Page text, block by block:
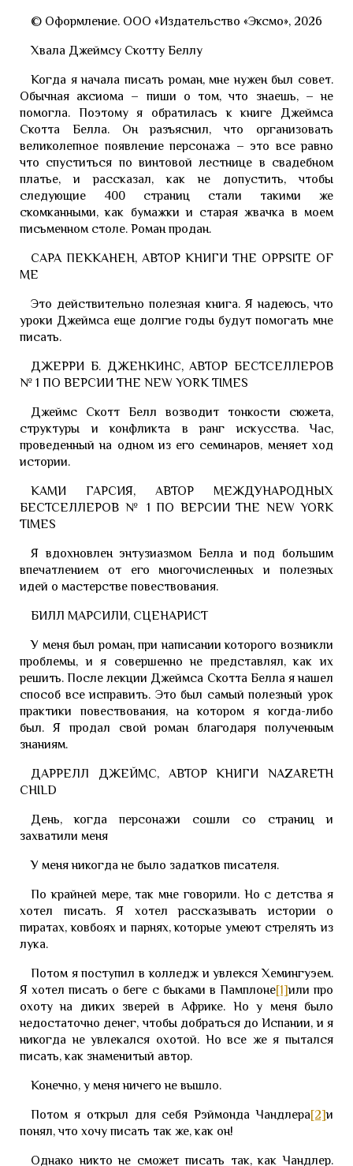
© Оформление. ООО «Издательство «Эксмо», 2026
Хвала Джеймсу Скотту Беллу
Когда я начала писать роман, мне нужен был совет.
Обычная аксиома – пиши о том, что знаешь, – не
помогла. Поэтому я обратилась к книге Джеймса
Скотта Белла. Он разъяснил, что организовать
великолепное появление персонажа – это все равно
что спуститься по винтовой лестнице в свадебном
платье, и рассказал, как не допустить, чтобы
следующие 400 страниц стали такими же
скомканными, как бумажки и старая жвачка в моем
письменном столе. Роман продан.
САРА ПЕККАНЕН, АВТОР КНИГИ THE OPPSITE OF
ME
Это действительно полезная книга. Я надеюсь, что
уроки Джеймса еще долгие годы будут помогать мне
писать.
ДЖЕРРИ Б. ДЖЕНКИНС, АВТОР БЕСТСЕЛЛЕРОВ
№ 1 ПО ВЕРСИИ THE NEW YORK TIMES
Джеймс Скотт Белл возводит тонкости сюжета,
структуры и конфликта в ранг искусства. Час,
проведенный на одном из его семинаров, меняет ход
истории.
КАМИ ГАРСИЯ, АВТОР МЕЖДУНАРОДНЫХ
БЕСТСЕЛЛЕРОВ № 1 ПО ВЕРСИИ THE NEW YORK
TIMES
Я вдохновлен энтузиазмом Белла и под большим
впечатлением от его многочисленных и полезных
идей о мастерстве повествования.
БИЛЛ МАРСИЛИ, СЦЕНАРИСТ
У меня был роман, при написании которого возникли
проблемы, и я совершенно не представлял, как их
решить. После лекции Джеймса Скотта Белла я нашел
способ все исправить. Это был самый полезный урок
практики повествования, на котором я когда-либо
был. Я продал свой роман благодаря полученным
знаниям.
ДАРРЕЛЛ ДЖЕЙМС, АВТОР КНИГИ NAZARETH
CHILD
День, когда персонажи сошли со страниц и
захватили меня
У меня никогда не было задатков писателя.
По крайней мере, так мне говорили. Но с детства я
хотел писать. Я хотел рассказывать истории о
пиратах, ковбоях и парнях, которые умеют стрелять из
лука.
Потом я поступил в колледж и увлекся Хемингуэем.
Я хотел писать о беге с быками в Памплоне[1]или про
охоту на диких зверей в Африке. Но у меня было
недостаточно денег, чтобы добраться до Испании, и я
никогда не увлекался охотой. Но все же я пытался
писать, как знаменитый автор.
Конечно, у меня ничего не вышло.
Потом я открыл для себя Рэймонда Чандлера[2]и
понял, что хочу писать так же, как он!
Однако никто не сможет писать так, как Чандлер.